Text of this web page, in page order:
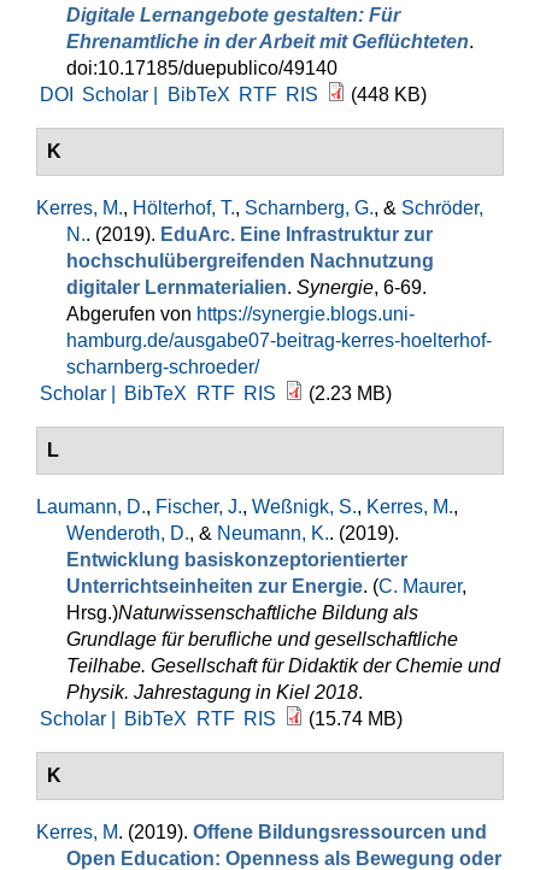
Digitale Lernangebote gestalten: Für
Ehrenamtliche in der Arbeit mit Geflüchteten.
doi:10.17185/duepublico/49140
DOI
Scholar | BibTeX RTF RIS (448 KB)
K
Kerres, M., Hölterhof, T., Scharnberg, G., & Schröder,
N.. (2019). EduArc. Eine Infrastruktur zur
hochschulübergreifenden Nachnutzung
digitaler Lernmaterialien. Synergie, 6-69.
Abgerufen von https://synergie.blogs.uni-
hamburg.de/ausgabe07-beitrag-kerres-hoelterhof-
scharnberg-schroeder/
Scholar |
BibTeX RTF RIS (2.23 MB)
L
Laumann, D., Fischer, J., Weßnigk, S., Kerres, M.,
Wenderoth, D., & Neumann, K.. (2019).
Entwicklung basiskonzeptorientierter
Unterrichtseinheiten zur Energie. (C. Maurer,
Hrsg.)Naturwissenschaftliche Bildung als
Grundlage für berufliche und gesellschaftliche
Teilhabe. Gesellschaft für Didaktik der Chemie und
Physik. Jahrestagung in Kiel 2018.
Scholar |
BibTeX RTF RIS (15.74 MB)
K
Kerres, M. (2019). Offene Bildungsressourcen und
Open Education: Openness als Bewegung oder